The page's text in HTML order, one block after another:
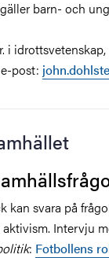
barn- och
i
e-post:
kan svara på
Intervju
: Fotbollens